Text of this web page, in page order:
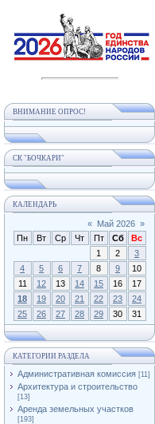
ВНИМАНИЕ ОПРОС!
СК "БОЧКАРИ"
КАЛЕНДАРЬ
« Май 2026 »
Пн
Вт Ср Чт Пт Сб
Вс
1
2
3
4
5 6 7 8 9
10
11
12 13 14 15 16
17
18
19 20 21 22 23
24
25
26 27 28 29 30 31
КАТЕГОРИИ РАЗДЕЛА
Административная комиссия [11]
Архитектура и строительство
[13]
Аренда земельных участков
[193]